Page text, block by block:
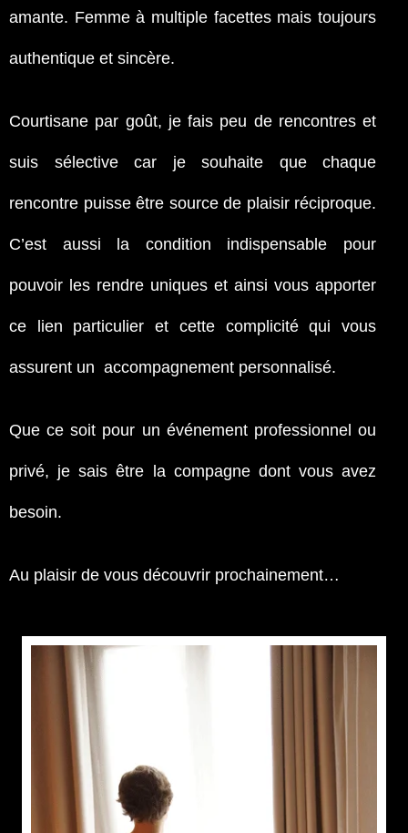
amante. Femme à multiple facettes mais toujours
authentique et sincère.
Courtisane par goût, je fais peu de rencontres et
suis sélective car je souhaite que chaque
rencontre puisse être source de plaisir réciproque.
C’est aussi la condition indispensable pour
pouvoir les rendre uniques et ainsi vous apporter
ce lien particulier et cette complicité qui vous
assurent un accompagnement personnalisé.
Que ce soit pour un événement professionnel ou
privé, je sais être la compagne dont vous avez
besoin.
Au plaisir de vous découvrir prochainement…